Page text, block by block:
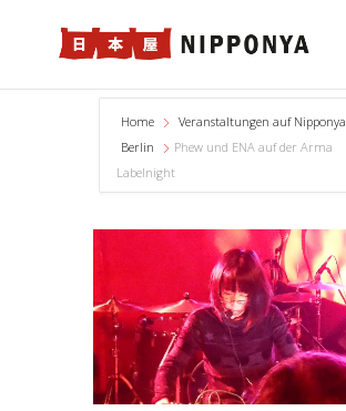
Home
Veranstaltungen auf Nipponya
Berlin
Phew und ENA auf der Arma
Labelnight